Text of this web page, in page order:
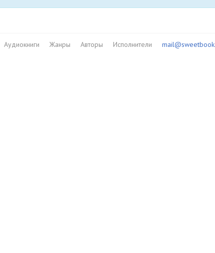
Аудиокниги Жанры Авторы Исполнители